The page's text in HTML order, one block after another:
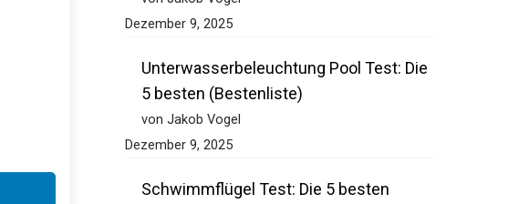
Dezember 9, 2025
Unterwasserbeleuchtung Pool Test: Die
5 besten (Bestenliste)
von Jakob Vogel
Dezember 9, 2025
Schwimmflügel Test: Die 5 besten